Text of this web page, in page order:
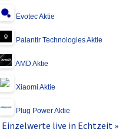
Evotec Aktie
Palantir Technologies Aktie
AMD Aktie
Xiaomi Aktie
Plug Power Aktie
Einzelwerte live in Echtzeit »